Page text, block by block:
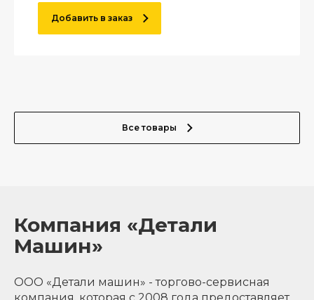
Добавить в заказ
Все товары
Компания «Детали
Машин»
ООО «Детали машин» - торгово-сервисная